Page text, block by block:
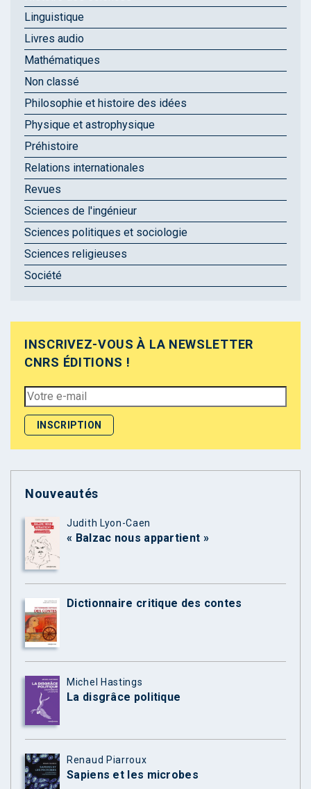
Linguistique
Livres audio
Mathématiques
Non classé
Philosophie et histoire des idées
Physique et astrophysique
Préhistoire
Relations internationales
Revues
Sciences de l'ingénieur
Sciences politiques et sociologie
Sciences religieuses
Société
INSCRIVEZ-VOUS À LA NEWSLETTER
CNRS ÉDITIONS !
Nouveautés
Judith Lyon-Caen
« Balzac nous appartient »
Dictionnaire critique des contes
Michel Hastings
La disgrâce politique
Renaud Piarroux
Sapiens et les microbes